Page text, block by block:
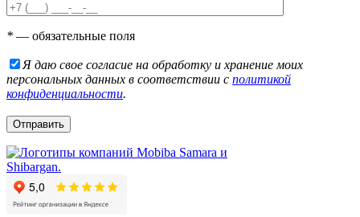
* — обязательные поля
Я даю свое согласие на обработку и хранение моих
персональных данных в соответствии с политикой
конфиденциальности.